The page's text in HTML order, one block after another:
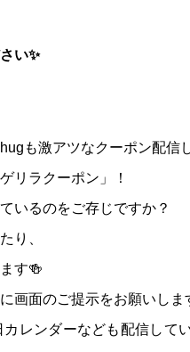
い✨
も激アツなクーポン配信
リラクーポン」！
いるのをご存じですか？
り、
す🍻
画面のご提示をお願いしま
レンダーなども配信して